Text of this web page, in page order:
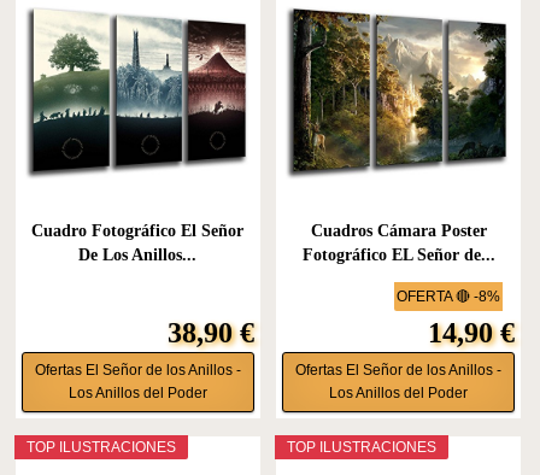
Cuadro Fotográfico El Señor
De Los Anillos...
38,90 €
Ofertas El Señor de los Anillos -
Los Anillos del Poder
OFERTA 🔴 -8%
Cuadros Cámara Poster
Fotográfico EL Señor de...
14,90 €
Ofertas El Señor de los Anillos -
Los Anillos del Poder
TOP ILUSTRACIONES TOP ILUSTRACIONES